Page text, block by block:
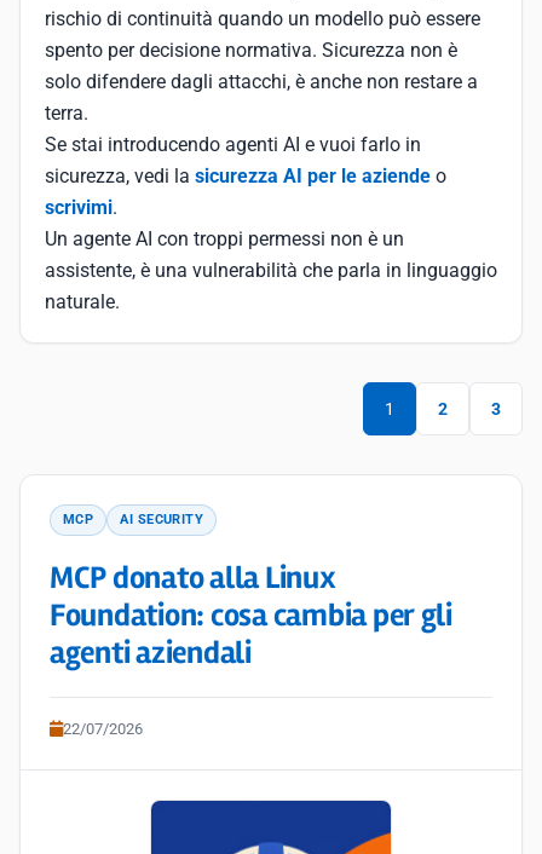
rischio di continuità quando un modello può essere
spento per decisione normativa. Sicurezza non è
solo difendere dagli attacchi, è anche non restare a
terra.
Se stai introducendo agenti AI e vuoi farlo in
sicurezza, vedi la sicurezza AI per le aziende o
scrivimi.
Un agente AI con troppi permessi non è un
assistente, è una vulnerabilità che parla in linguaggio
naturale.
1 2 3
MCP AI SECURITY
MCP donato alla Linux
Foundation: cosa cambia per gli
agenti aziendali
22/07/2026